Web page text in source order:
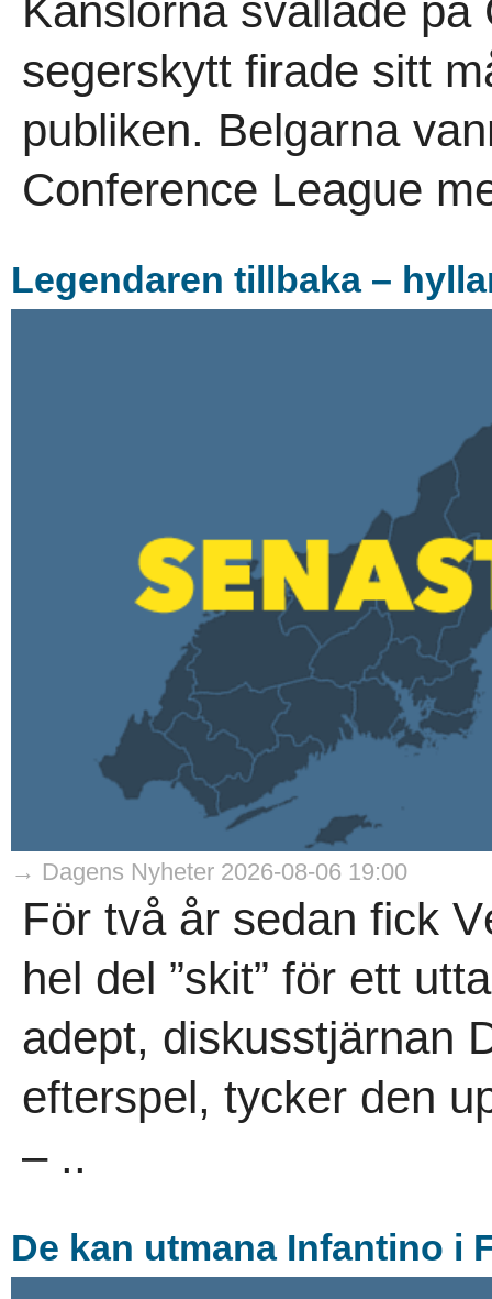
Känslorna svallade
segerskytt firade sitt
publiken. Belgarna
Conference League
Legendaren tillbaka –
→ Dagens Nyheter 2026-08-06 19:00
För två år sedan fick
hel del ”skit” för ett
adept, diskusstjärnan
efterspel, tycker den
– ..
De kan utmana Infantino i